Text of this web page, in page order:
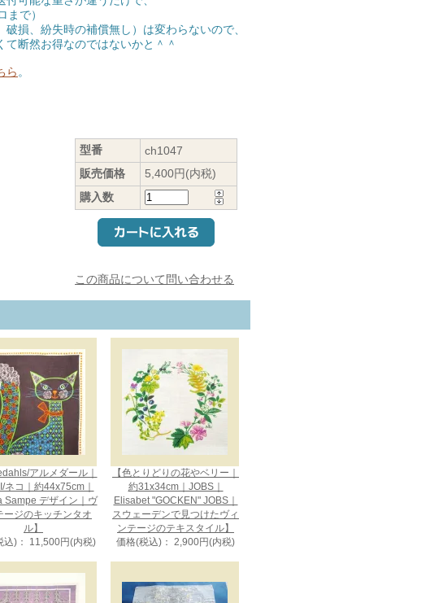
で）
、紛失時の補償無し）は変わらないので、
断然お得なのではないかと＾＾
ら 。
型番
ch1047
販売価格
5,400円(内税)
購入数
この商品について問い合わせる
アルメダール｜
ネコ｜約44x75cm｜
Sampe デザイン｜ヴ
ージのキッチンタオ
ル】
込)： 11,500円(内税)
【色とりどりの花やベリー｜
約31x34cm｜JOBS｜
Elisabet "GOCKEN" JOBS｜
スウェーデンで見つけたヴィ
ンテージのテキスタイル】
価格(税込)： 2,900円(内税)